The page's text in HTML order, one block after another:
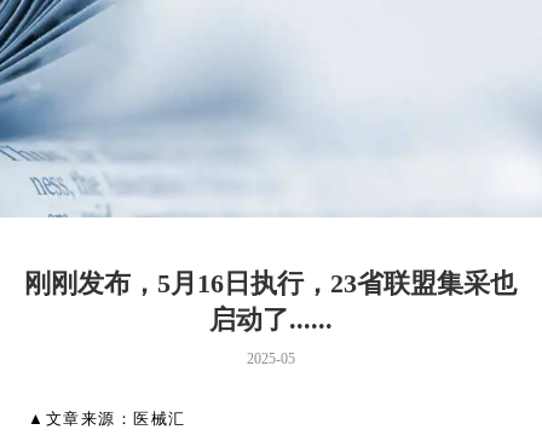
刚刚发布，5月16日执行，23省联盟集采也
启动了......
2025-05
▲文章来源：医械汇